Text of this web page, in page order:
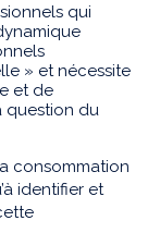
qui
» et nécessite
et de
question du
consommation
identifier et